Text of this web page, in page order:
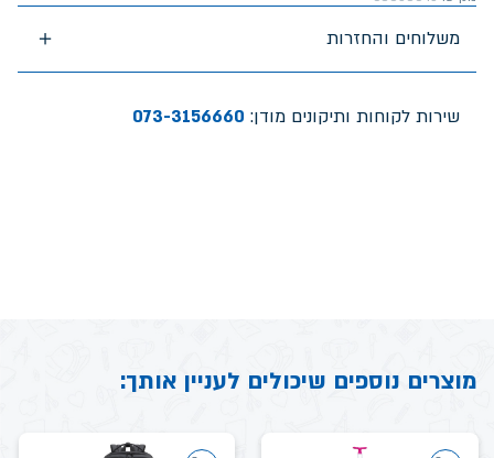
משלוחים והחזרות
שירות לקוחות ותיקונים מודן: 073-3156660
מוצרים נוספים שיכולים לעניין אותך: